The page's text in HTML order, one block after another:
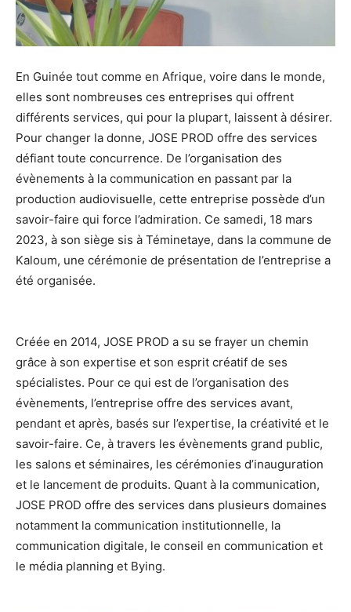
En Guinée tout comme en Afrique, voire dans le monde,
elles sont nombreuses ces entreprises qui offrent
différents services, qui pour la plupart, laissent à désirer.
Pour changer la donne, JOSE PROD offre des services
défiant toute concurrence. De l’organisation des
évènements à la communication en passant par la
production audiovisuelle, cette entreprise possède d’un
savoir-faire qui force l’admiration. Ce samedi, 18 mars
2023, à son siège sis à Téminetaye, dans la commune de
Kaloum, une cérémonie de présentation de l’entreprise a
été organisée.
Créée en 2014, JOSE PROD a su se frayer un chemin
grâce à son expertise et son esprit créatif de ses
spécialistes. Pour ce qui est de l’organisation des
évènements, l’entreprise offre des services avant,
pendant et après, basés sur l’expertise, la créativité et le
savoir-faire. Ce, à travers les évènements grand public,
les salons et séminaires, les cérémonies d’inauguration
et le lancement de produits. Quant à la communication,
JOSE PROD offre des services dans plusieurs domaines
notamment la communication institutionnelle, la
communication digitale, le conseil en communication et
le média planning et Bying.